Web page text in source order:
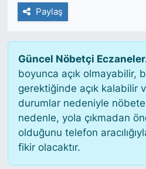
Paylaş
Güncel Nöbetçi
boyunca açık olmayabilir,
gerektiğinde açık kalabilir
durumlar nedeniyle
nedenle, yola çıkmadan
olduğunu telefon
fikir olacaktır.